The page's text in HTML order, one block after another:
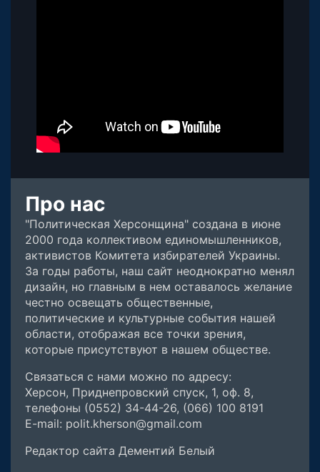
Про нас
"Политическая Херсонщина" создана в июне
2000 года коллективом единомышленников,
активистов Комитета избирателей Украины.
За годы работы, наш сайт неоднократно менял
дизайн, но главным в нем оставалось желание
честно освещать общественные,
политические и культурные события нашей
области, отображая все точки зрения,
которые присутствуют в нашем обществе.
Связаться с нами можно по адресу:
Херсон, Приднепровский спуск, 1, оф. 8,
телефоны (0552) 34-44-26, (066) 100 8191
E-mail: polit.kherson@gmail.com
Редактор сайта Дементий Белый